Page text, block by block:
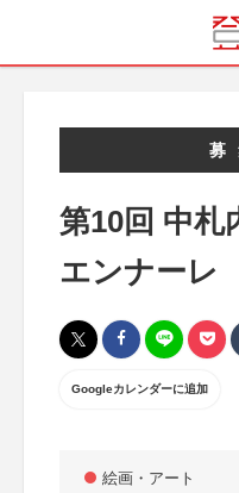
募
第10回 中札
エンナーレ
Googleカレンダーに追加
絵画・アート